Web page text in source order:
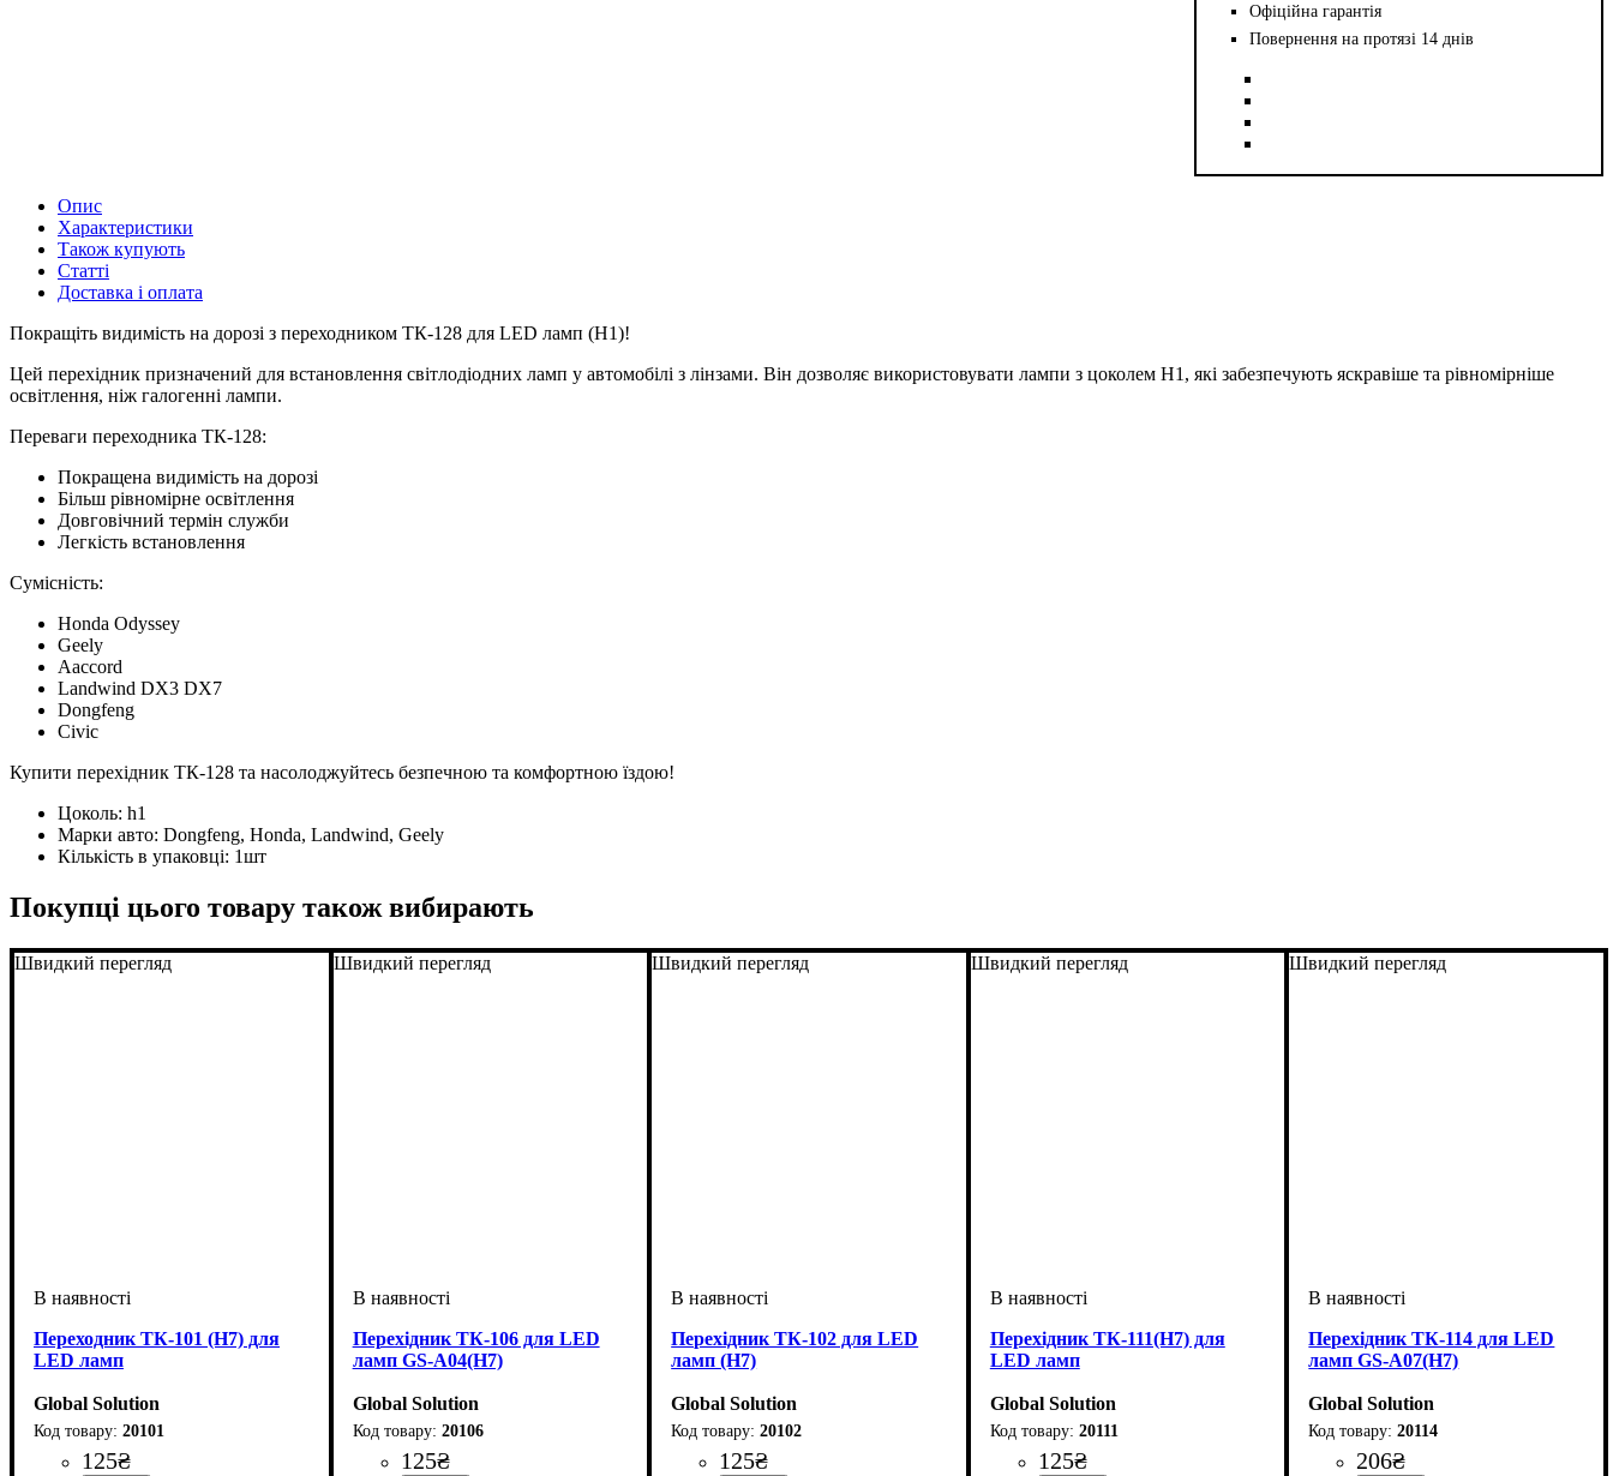
Офіційна гарантія
Повернення на протязі 14 днів
Опис
Характеристики
Також купують
Статті
Доставка і оплата
Покращіть видимість на дорозі з переходником ТК-128 для LED ламп (H1)!
Цей перехідник призначений для встановлення світлодіодних ламп у автомобілі з лінзами. Він дозволяє використовувати лампи з цоколем H1, які забезпечують яскравіше та рівномірніше
освітлення, ніж галогенні лампи.
Переваги переходника ТК-128:
Покращена видимість на дорозі
Більш рівномірне освітлення
Довговічний термін служби
Легкість встановлення
Сумісність:
Honda Odyssey
Geely
Aaccord
Landwind DX3 DX7
Dongfeng
Civic
Купити перехідник ТК-128 та насолоджуйтесь безпечною та комфортною їздою!
Цоколь: h1
Марки авто: Dongfeng, Honda, Landwind, Geely
Кількість в упаковці: 1шт
Покупці цього товару також вибирають
Швидкий перегляд
Переходник ТК-101 (H7) для
LED ламп
Global Solution
20101
125₴
Швидкий перегляд
Перехідник ТК-106 для LED
ламп GS-A04(H7)
Global Solution
20106
125₴
Швидкий перегляд
Перехідник ТК-102 для LED
ламп (H7)
Global Solution
20102
125₴
Швидкий перегляд
Перехідник ТК-111(H7) для
LED ламп
Global Solution
20111
125₴
Швидкий перегляд
Перехідник ТК-114 для LED
ламп GS-A07(H7)
Global Solution
20114
206₴